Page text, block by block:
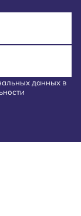
данных в